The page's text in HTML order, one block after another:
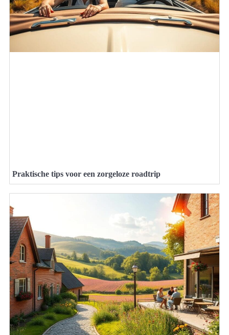
Praktische tips voor een zorgeloze roadtrip